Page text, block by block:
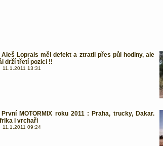
Aleš Loprais měl defekt a ztratil přes půl hodiny, ale
drží třetí pozici !!
13:31
První MOTORMIX roku 2011 : Praha, trucky, Dakar.
i vrchaři
09:24